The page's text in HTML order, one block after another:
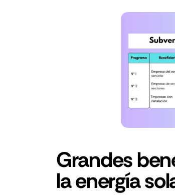
Grandes
la energía